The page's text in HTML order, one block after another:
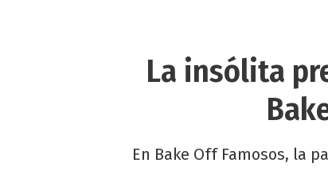
La insólita
En Bake Off Famosos, la